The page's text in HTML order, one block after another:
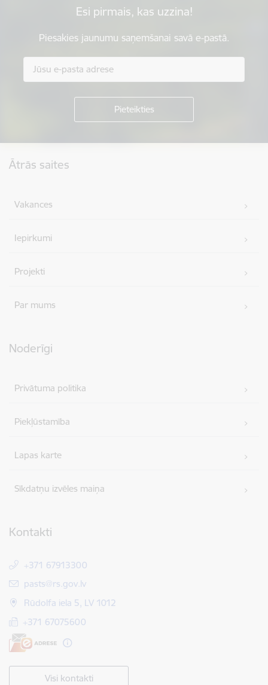
Esi pirmais, kas uzzina!
Piesakies jaunumu saņemšanai savā e-pastā.
Ātrās saites
Vakances
Iepirkumi
Projekti
Par mums
Noderīgi
Privātuma politika
Piekļūstamība
Lapas karte
Sīkdatņu izvēles maiņa
Kontakti
+371 67913300
E-pasts:
pasts@rs.gov.lv
Rūdolfa iela 5, LV 1012
+371 67075600
Visi kontakti